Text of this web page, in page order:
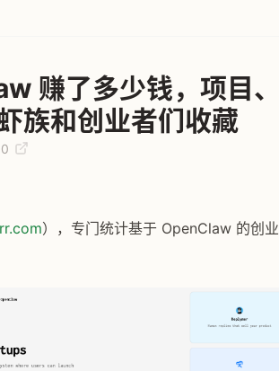
赚了多少钱，项目、
族和创业者们收藏
），专门统计基于 OpenClaw 的创业